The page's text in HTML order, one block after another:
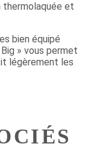
thermolaquée et
bien équipé
» vous permet
légèrement les